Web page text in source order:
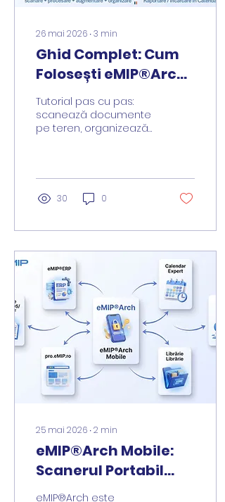
26 mai 2026 ∙3 min
Ghid Complet: Cum
Folosești eMIP®Arch
pentru obținerea
Livrabilelor de
Proiect
Tutorial pas cu pas:
scanează documente
pe teren, organizează
gestionarea eficientă a
proiectelor europene.
30 0
25 mai 2026 ∙2 min
eMIP®Arch Mobile:
Scanerul Portabil
Inteligent pentru
eMIP®Arch este